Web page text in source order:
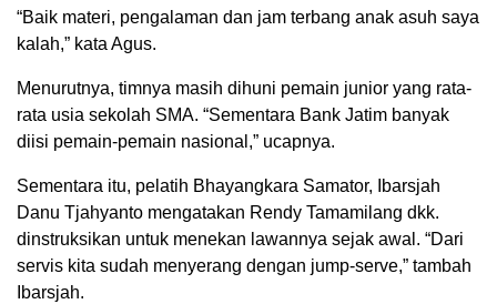
“Baik materi, pengalaman dan jam terbang anak asuh saya
kalah,” kata Agus.
Menurutnya, timnya masih dihuni pemain junior yang rata-
rata usia sekolah SMA. “Sementara Bank Jatim banyak
diisi pemain-pemain nasional,” ucapnya.
Sementara itu, pelatih Bhayangkara Samator, Ibarsjah
Danu Tjahyanto mengatakan Rendy Tamamilang dkk.
dinstruksikan untuk menekan lawannya sejak awal. “Dari
servis kita sudah menyerang dengan jump-serve,” tambah
Ibarsjah.